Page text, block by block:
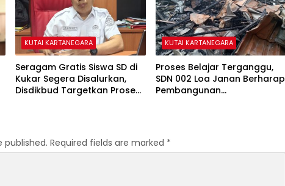
KUTAI KARTANEGARA
Seragam Gratis Siswa SD di
Kukar Segera Disalurkan,
Disdikbud Targetkan Proses
KUTAI KARTANEGARA
Proses Belajar Terganggu,
SDN 002 Loa Janan Berharap
Pembangunan
published. Required fields are marked *